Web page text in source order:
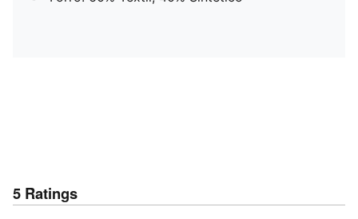
5 Ratings